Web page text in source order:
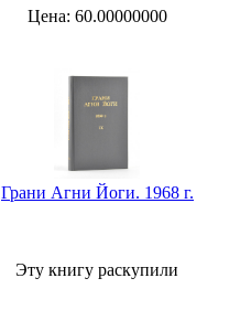
Цена: 60.00000000
Грани Агни Йоги. 1968 г.
Эту книгу раскупили